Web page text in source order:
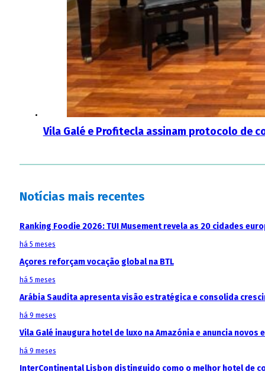
Vila Galé e Profitecla assinam protocolo de
Notícias mais recentes
Ranking Foodie 2026: TUI Musement revela as 20 cidades
há 5 meses
Açores reforçam vocação global na BTL
há 5 meses
Arábia Saudita apresenta visão estratégica e consolida
há 9 meses
Vila Galé inaugura hotel de luxo na Amazónia e anuncia
há 9 meses
InterContinental Lisbon distinguido como o melhor hotel de